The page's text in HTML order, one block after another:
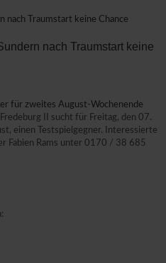
nach Traumstart keine
für zweites August-Wochenende
II sucht für Freitag, den 07.
einen Testspielgegner. Interessierte
Fabien Rams unter 0170 / 38 685